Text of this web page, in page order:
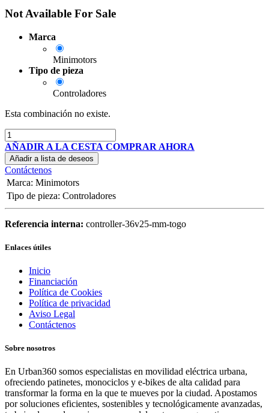
Not Available For Sale
Marca
Minimotors
Tipo de pieza
Controladores
Esta combinación no existe.
AÑADIR A LA CESTA COMPRAR AHORA
Añadir a lista de deseos
Contáctenos
Marca: Minimotors
Tipo de pieza: Controladores
Referencia interna: controller-36v25-mm-togo
Enlaces útiles
Inicio
Financiación
Política de Cookies
Política de privacidad
Aviso Legal
Contáctenos
Sobre nosotros
En Urban360 somos especialistas en movilidad eléctrica urbana,
ofreciendo patinetes, monociclos y e-bikes de alta calidad para
transformar la forma en la que te mueves por la ciudad. Apostamos
por soluciones eficientes, sostenibles y tecnológicamente avanzadas,